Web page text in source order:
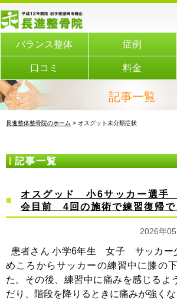
バランス整体 症例
口コミ 料金
記事一覧
長進整体整骨院のホーム > オスグット未分類症状
記事一覧
オスグッド 小6サッカー選手
会目前 4回の施術で練習復帰で
2026年
患者さん 小学6年生 女子 サッカー
めころからサッカーの練習中に膝の
た。その後、練習中に痛みを感じるよ
だり、階段を降りるときに痛みが強く